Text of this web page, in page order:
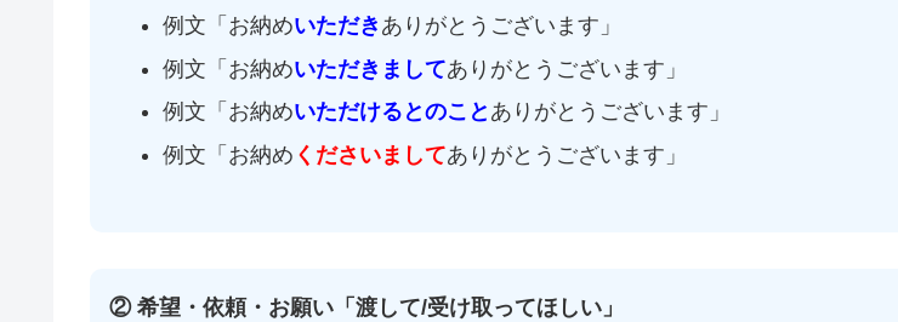
例文「お納めいただき ありがとうございます」
例文「お納めいただきましてありがとうございます」
例文「お納めいただけるとのこと ありがとうございます」
例文「お納め くださいましてありがとうございます」
② 希望・依頼・お願い「渡して/受け取ってほしい」